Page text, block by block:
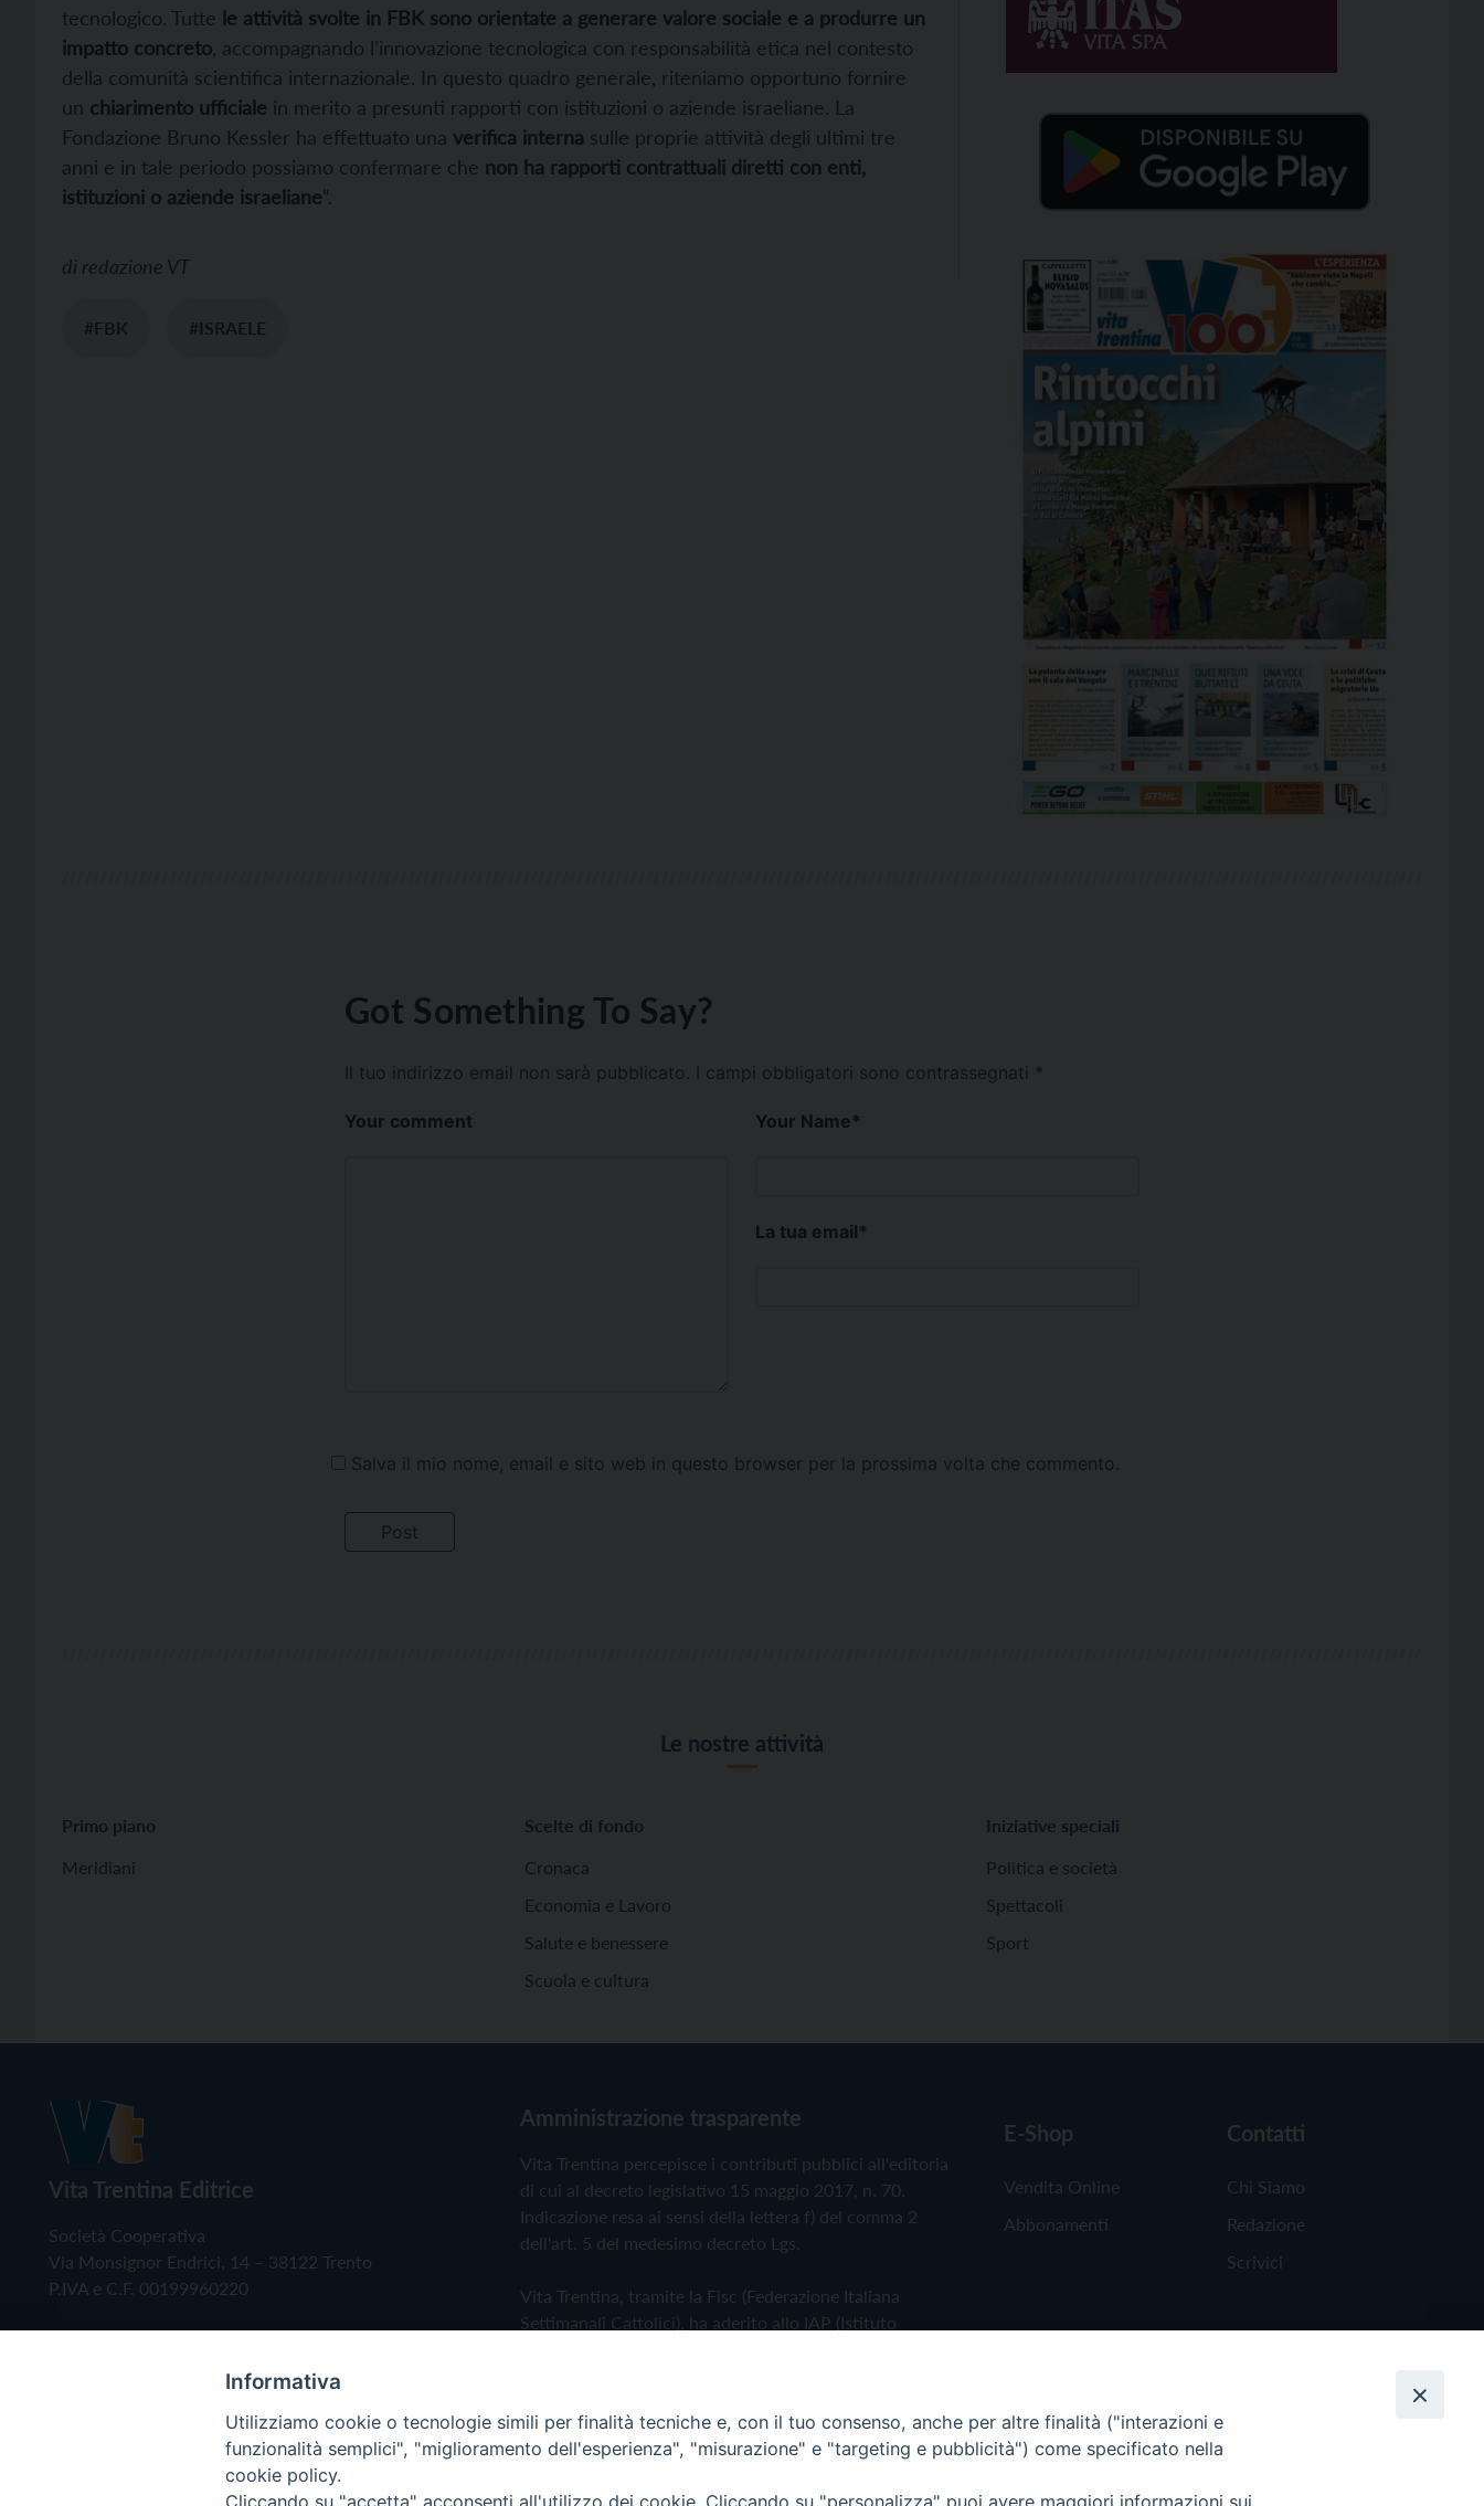
tecnologico. Tutte le attività svolte in FBK sono orientate a generare valore sociale e a produrre un
impatto concreto, accompagnando l’innovazione tecnologica con responsabilità etica nel contesto
della comunità scientifica internazionale. In questo quadro generale, riteniamo opportuno fornire
un chiarimento ufficiale in merito a presunti rapporti con istituzioni o aziende israeliane. La
Fondazione Bruno Kessler ha effettuato una verifica interna sulle proprie attività degli ultimi tre
anni e in tale periodo possiamo confermare che non ha rapporti contrattuali diretti con enti,
istituzioni o aziende israeliane“.
di redazione VT
#FBK #ISRAELE
Got Something To Say?
Il tuo indirizzo email non sarà pubblicato. I campi obbligatori sono contrassegnati *
Your comment Your Name*
La tua email*
Salva il mio nome, email e sito web in questo browser per la prossima volta che commento.
Le nostre attività
Primo piano
Meridiani
Scelte di fondo
Cronaca
Economia e Lavoro
Salute e benessere
Scuola e cultura
Iniziative speciali
Politica e società
Spettacoli
Sport
Vita Trentina Editrice
Società Cooperativa
Via Monsignor Endrici, 14 – 38122 Trento
P.IVA e C.F. 00199960220
Amministrazione trasparente
Vita Trentina percepisce i contributi pubblici all'editoria
di cui al decreto legislativo 15 maggio 2017, n. 70.
Indicazione resa ai sensi della lettera f) del comma 2
dell'art. 5 del medesimo decreto Lgs.
Vita Trentina, tramite la Fisc (Federazione Italiana
Settimanali Cattolici), ha aderito allo IAP (Istituto
Privacy Policy Cookie Policy
E-Shop
Vendita Online
Abbonamenti
Contatti
Chi Siamo
Redazione
Scrivici
Informativa
Utilizziamo cookie o tecnologie simili per finalità tecniche e, con il tuo consenso, anche per altre finalità ("interazioni e
funzionalità semplici", "miglioramento dell'esperienza", "misurazione" e "targeting e pubblicità") come specificato nella
cookie policy.